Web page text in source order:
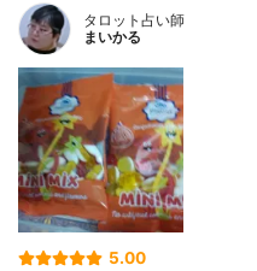
タロット占い師
まいかる
5.00